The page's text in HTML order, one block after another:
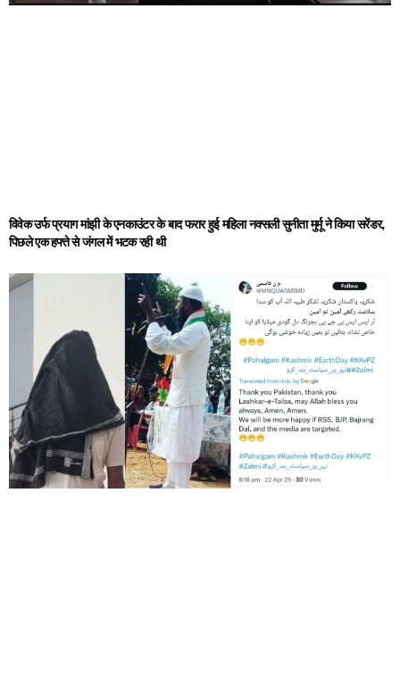
विवेक उर्फ प्रयाग मांझी के एनकाउंटर के बाद फरार हुई महिला नक्सली सुनीता मुर्मू ने किया सरेंडर,
पिछले एक हफ्ते से जंगल में भटक रही थी